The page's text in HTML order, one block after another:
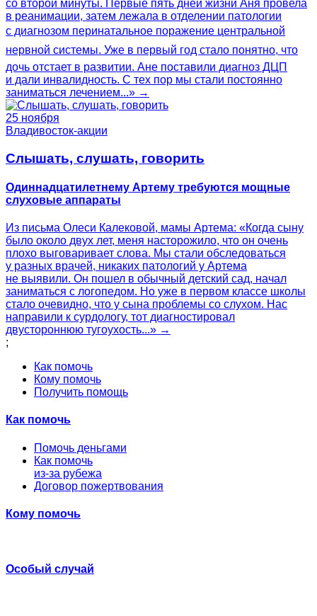
со второй минуты. Первые пять дней жизни Аня провела
в реанимации, затем лежала в отделении патологии
с диагнозом перинатальное поражение центральной
нервной системы. Уже в первый год стало понятно, что
дочь отстает в развитии. Ане поставили диагноз ДЦП
и дали инвалидность. С тех пор мы стали постоянно
заниматься лечением...» →
25 ноября
Владивосток-акции
Слышать, слушать, говорить
Одиннадцатилетнему Артему требуются мощные
слуховые аппараты
Из письма Олеси Калековой, мамы Артема: «Когда сыну
было около двух лет, меня насторожило, что он очень
плохо выговаривает слова. Мы стали обследоваться
у разных врачей, никаких патологий у Артема
не выявили. Он пошел в обычный детский сад, начал
заниматься с логопедом. Но уже в первом классе школы
стало очевидно, что у сына проблемы со слухом. Нас
направили к сурдологу, тот диагностировал
двустороннюю тугоухость...» →
;
Как помочь
Кому помочь
Получить помощь
Как помочь
Помочь деньгами
Как помочь
из-за рубежа
Договор пожертвования
Кому помочь
Особый случай